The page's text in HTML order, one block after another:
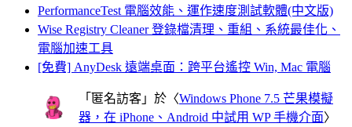
PerformanceTest 電腦效能、運作速度測試軟體(中文版)
Wise Registry Cleaner 登錄檔清理、重組、系統最佳化、
電腦加速工具
[免費] AnyDesk 遠端桌面：跨平台遙控 Win, Mac 電腦
「 匿名訪客 」於〈Windows Phone 7.5 芒果模擬
器，在 iPhone、Android 中試用 WP 手機介面〉